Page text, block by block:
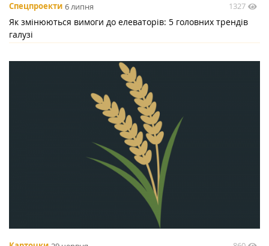
Спецпроекти 6 липня 1327
Як змінюються вимоги до елеваторів: 5 головних трендів
галузі